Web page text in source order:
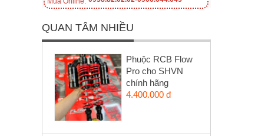
QUAN TÂM NHIỀU
Phuộc RCB Flow
Pro cho SHVN
chính hãng
4.400.000 đ